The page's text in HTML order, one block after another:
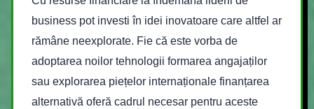
business pot investi în idei inovatoare care altfel ar
rămâne neexplorate. Fie că este vorba de
adoptarea noilor tehnologii formarea angajaților
sau explorarea piețelor internaționale finanțarea
alternativă oferă cadrul necesar pentru aceste